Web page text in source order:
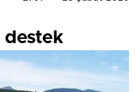
destek